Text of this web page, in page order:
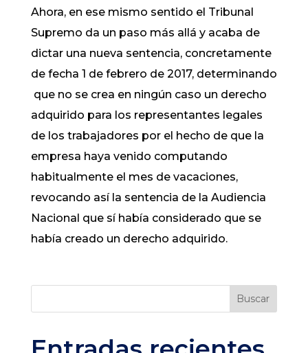
Ahora, en ese mismo sentido el Tribunal
Supremo da un paso más allá y acaba de
dictar una nueva sentencia, concretamente
de fecha 1 de febrero de 2017, determinando
que no se crea en ningún caso un derecho
adquirido para los representantes legales
de los trabajadores por el hecho de que la
empresa haya venido computando
habitualmente el mes de vacaciones,
revocando así la sentencia de la Audiencia
Nacional que sí había considerado que se
había creado un derecho adquirido.
Buscar